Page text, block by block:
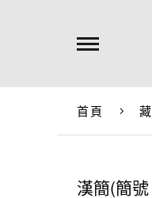
首頁
漢簡(簡